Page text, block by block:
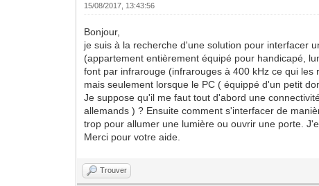
15/08/2017, 13:43:56
Bonjour,
je suis à la recherche d'une solution pour interfacer
(appartement entièrement équipé pour handicapé,
font par infrarouge (infrarouges à 400 kHz ce qui
mais seulement lorsque le PC ( équippé d'un petit
Je suppose qu'il me faut tout d'abord une
allemands ) ? Ensuite comment s'interfacer de
trop pour allumer une lumière ou ouvrir une porte.
Merci pour votre aide.
Trouver